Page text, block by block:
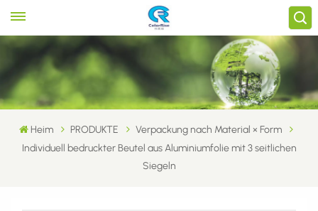
Heim PRODUKTE
Verpackung nach Material × Form
Individuell bedruckter Beutel aus Aluminiumfolie mit 3 seitlichen
Siegeln